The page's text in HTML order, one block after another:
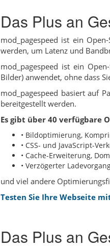
Das Plus an
mod_pagespeed ist ein
werden, um Latenz und
mod_pagespeed ist ein
Bilder) anwendet, ohne dass
mod_pagespeed basiert auf
bereitgestellt werden.
Es gibt über 40 verfügbare
• Bildoptimierung,
• CSS- und JavaScript-
• Cache-Erweiterung,
• Verzögerter
und viel andere
Testen Sie Ihre Webseite
Das Plus an